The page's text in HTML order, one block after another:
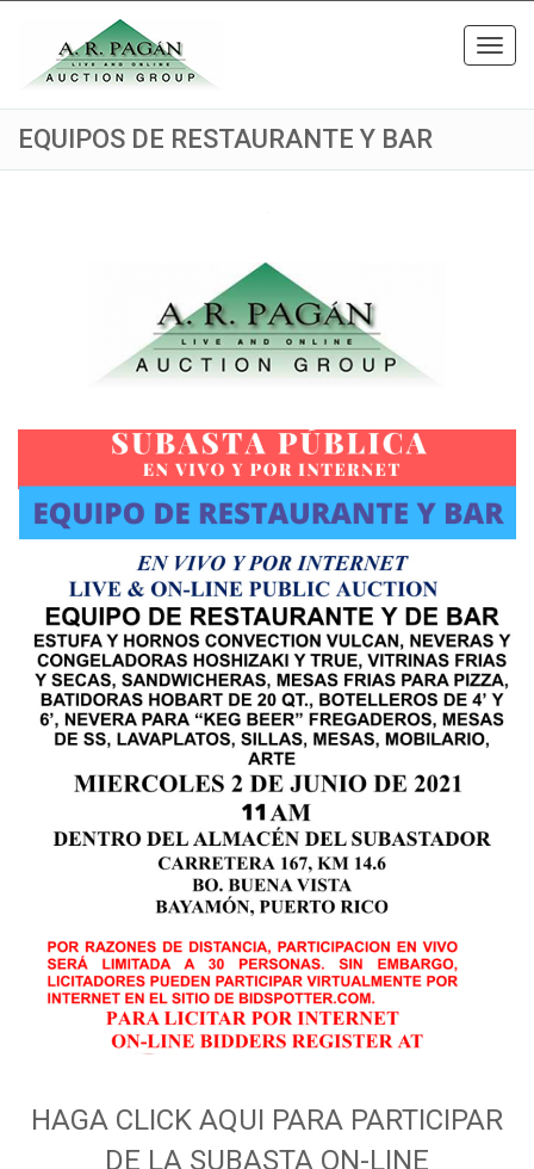
EQUIPOS DE RESTAURANTE Y BAR
HAGA CLICK AQUI PARA PARTICIPAR
DE LA SUBASTA ON-LINE